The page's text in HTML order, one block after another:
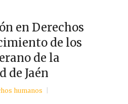
en Derechos
de los
de la
de Jaén
humanos